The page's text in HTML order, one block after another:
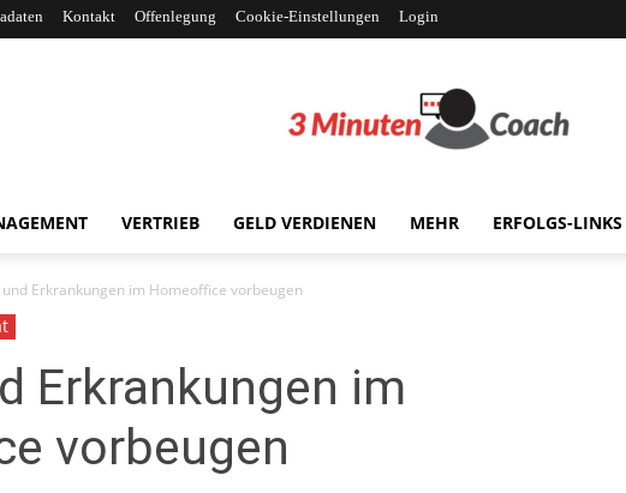
Kontakt Offenlegung Cookie-Einstellungen Login
VERTRIEB GELD VERDIENEN MEHR ERFOLGS-LINKS
und Erkrankungen im Homeoffice vorbeugen
Erkrankungen im
vorbeugen